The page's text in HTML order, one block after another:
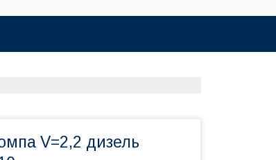
V=2,2 дизель